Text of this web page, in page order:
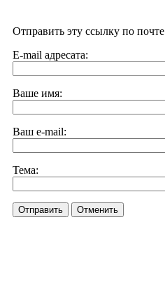
Отправить эту ссылку по почте
E-mail адресата:
Ваше имя:
Ваш e-mail:
Тема:
Отправить Отменить